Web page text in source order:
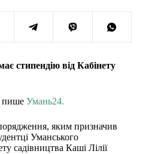
стипендію від Кабінету
пише Умань24.
яким призначив
Уманського
садівництва Каші Лілії